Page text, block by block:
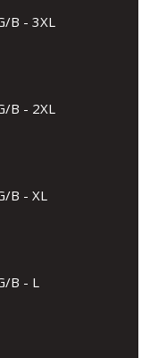
B - 3XL
B - 2XL
B - XL
B - L